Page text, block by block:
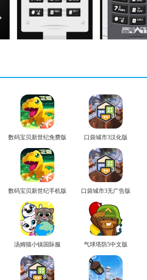
数码宝贝新世纪免费版 口袋城市3汉化版
数码宝贝新世纪手机版 口袋城市3无广告版
汤姆猫小镇国际服 气球塔防5中文版